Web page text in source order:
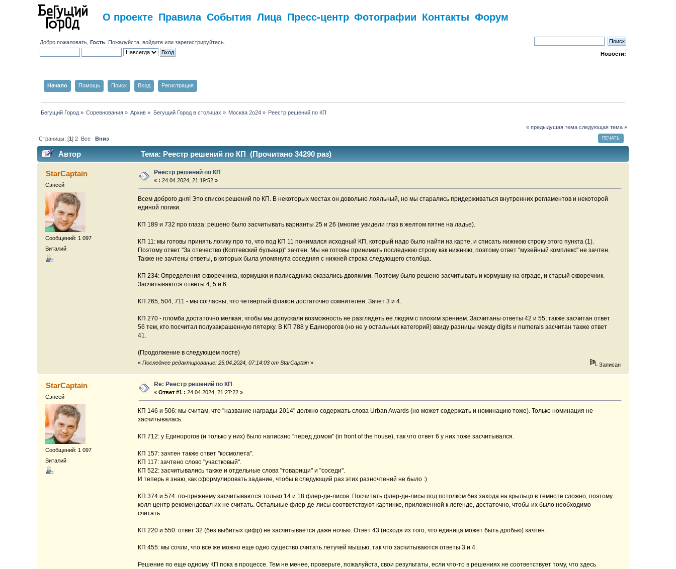
О проекте Правила События Лица Пресс-центр Фотографии Контакты Форум
Добро пожаловать,Гость . Пожалуйста,войдите илизарегистрируйтесь
Новости:
Начало Помощь Поиск Вход Регистрация
Бегущий Город» Соревнования» Архив » Бегущий Город в столицах » Москва 2о24» Реестр решений по КП
« предыдущая тема следующая тема »
ПЕЧАТЬ
Страницы: [1] 2 Все Вниз
Автор Тема: Реестр решений по КП (Прочитано 34290 раз)
StarCaptain
Сэнсей
Сообщений: 1 097
Виталий
Реестр решений по КП
« : 24.04.2024, 21:19:52 »
Всем доброго дня! Это список решений по КП. В некоторых местах он довольно лояльный, но мы старались придерживаться внутренних регламентов и некоторой
единой логики.
КП 189 и 732 про глаза: решено было засчитывать варианты 25 и 26 (многие увидели глаз в желтом пятне на ладье).
КП 11: мы готовы принять логику про то, что под КП 11 понимался исходный КП, который надо было найти на карте, и списать нижнюю строку этого пункта (1).
Поэтому ответ "За отечество (Коптевский бульвар)" зачтен. Мы не готовы принимать последнюю строку как нижнюю, поэтому ответ "музейный комплекс" не зачтен.
Также не зачтены ответы, в которых была упомянута соседняя с нижней строка следующего столбца.
КП 234: Определения скворечника, кормушки и палисадника оказались двоякими. Поэтому было решено засчитывать и кормушку на ограде, и старый скворечник.
Засчитываются ответы 4, 5 и 6.
КП 265, 504, 711 - мы согласны, что четвертый флакон достаточно сомнителен. Зачет 3 и 4.
КП 270 - пломба достаточно мелкая, чтобы мы допускали возможность не разглядеть ее людям с плохим зрением. Засчитаны ответы 42 и 55; также засчитан ответ
56 тем, кто посчитал полузакрашенную пятерку. В КП 788 у Единорогов (но не у остальных категорий) ввиду разницы между digits и numerals засчитан также ответ
41.
(Продолжение в следующем посте)
«Последнее редактирование: 25.04.2024, 07:14:03 от StarCaptain » Записан
StarCaptain
Сэнсей
Сообщений: 1 097
Виталий
Re: Реестр решений по КП
«Ответ #1 : 24.04.2024, 21:27:22 »
КП 146 и 506: мы считам, что "название награды-2014" должно содержать слова Urban Awards (но может содержать и номинацию тоже). Только номинация не
засчитывалась.
КП 712: у Единорогов (и только у них) было написано "перед домом" (in front of the house), так что ответ 6 у них тоже засчитывался.
КП 157: зачтен также ответ "космолета".
КП 117: зачтено слово "участковый".
КП 522: засчитывались также и отдельные слова "товарищи" и "соседи".
И теперь я знаю, как сформулировать задание, чтобы в следующий раз этих разночтений не было :)
КП 374 и 574: по-прежнему засчитываются только 14 и 18 флер-де-лисов. Посчитать флер-де-лисы под потолком без захода на крыльцо в темноте сложно, поэтому
колл-центр рекомендовал их не считать. Остальные флер-де-лисы соответствуют картинке, приложенной к легенде, достаточно, чтобы их было необходимо
считать.
КП 220 и 550: ответ 32 (без выбитых цифр) не засчитывается даже ночью. Ответ 43 (исходя из того, что единица может быть дробью) зачтен.
КП 455: мы сочли, что все же можно еще одно существо считать летучей мышью, так что засчитываются ответы 3 и 4.
Решение по еще одному КП пока в процессе. Тем не менее, проверьте, пожалуйста, свои результаты, если что-то в решениях не соответствует тому, что здесь